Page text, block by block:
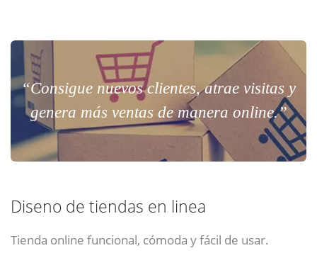
“Consigue nuevos clientes, atrae visitas y
genera más ventas de manera online.”
Diseno de tiendas en linea
Tienda online funcional, cómoda y fácil de usar.